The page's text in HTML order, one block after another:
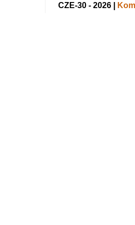
CZE-30 - 2026 |